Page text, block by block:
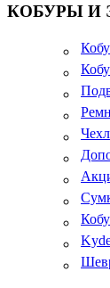
КОБУРЫ И